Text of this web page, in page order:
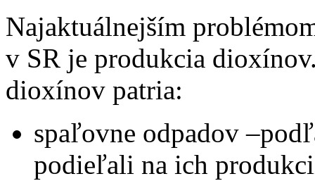
Najaktuálnejším
v SR je produkcia
dioxínov patria:
spaľovne odpadov
podieľali na ich